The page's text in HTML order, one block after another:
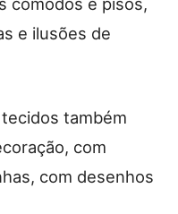
e ilusões de
também
com
com desenhos